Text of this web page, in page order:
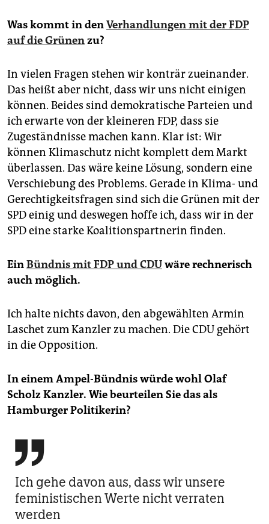
Niklas Wagener von den Grünen.
Was kommt in denVerhandlungen mit der FDP
auf die Grünenzu?
In vielen Fragen stehen wir konträr zueinander.
Das heißt aber nicht, dass wir uns nicht einigen
können. Beides sind demokratische Parteien und
ich erwarte von der kleineren FDP, dass sie
Zugeständnisse machen kann. Klar ist: Wir
können Klimaschutz nicht komplett dem Markt
überlassen. Das wäre keine Lösung, sondern eine
Verschiebung des Problems. Gerade in Klima- und
Gerechtigkeitsfragen sind sich die Grünen mit der
SPD einig und deswegen hoffe ich, dass wir in der
SPD eine starke Koalitionspartnerin finden.
EinBündnis mit FDP und CDUwäre rechnerisch
auch möglich.
Ich halte nichts davon, den abgewählten Armin
Laschet zum Kanzler zu machen. Die CDU gehört
in die Opposition.
In einem Ampel-Bündnis würde wohl Olaf
Scholz Kanzler. Wie beurteilen Sie das als
Hamburger Politikerin?

Ich gehe davon aus, dass wir unsere
feministischen Werte nicht verraten
werden